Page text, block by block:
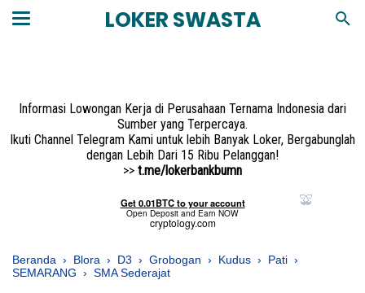
LOKER SWASTA
Informasi Lowongan Kerja di Perusahaan Ternama Indonesia dari
Sumber yang Terpercaya.
Ikuti Channel Telegram Kami untuk lebih Banyak Loker, Bergabunglah
dengan Lebih Dari 15 Ribu Pelanggan!
>> t.me/lokerbankbumn
Beranda › Blora › D3 › Grobogan › Kudus › Pati ›
SEMARANG › SMA Sederajat